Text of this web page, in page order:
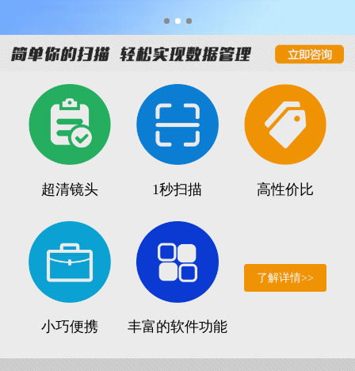
超清镜头 1秒扫描 高性价比
小巧便携 丰富的软件功能
了解详情>>